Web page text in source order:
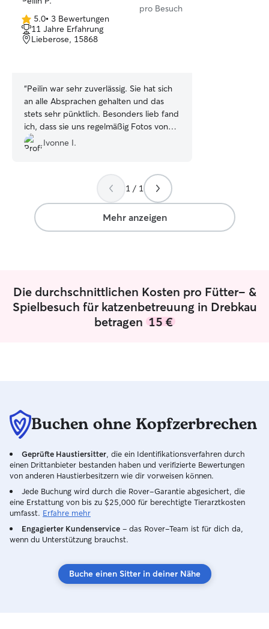
pro Besuch
5.0
von
5
5.0• 3 Bewertungen
11 Jahre Erfahrung
Lieberose, 15868
“Peilin war sehr zuverlässig. Sie hat sich
an alle Absprachen gehalten und das
stets sehr pünktlich. Besonders lieb fand
ich, dass sie uns regelmäßig Fotos von
den Katzen geschickt hat. Das hat uns
sehr beruhigt. Peilin hat mit den Katzen
Katzenklo gekümmert und den
Katzenplatz sauber gehalten. ☺️🙏🤗
Ivonne I.
1 / 1
Mehr anzeigen
Die durchschnittlichen Kosten pro Fütter- &
Spielbesuch für katzenbetreuung in Drebkau
betragen 15 €
Buchen ohne Kopfzerbrechen
Geprüfte Haustiersitter , die ein Identifikationsverfahren durch
einen Drittanbieter bestanden haben und verifizierte Bewertungen
von anderen Haustierbesitzern wie dir vorweisen können.
Jede Buchung wird durch die Rover-Garantie abgesichert, die
eine Erstattung von bis zu $25,000 für berechtigte Tierarztkosten
umfasst. Erfahre mehr
Engagierter Kundenservice – das Rover-Team ist für dich da,
wenn du Unterstützung brauchst.
Buche einen Sitter in deiner Nähe